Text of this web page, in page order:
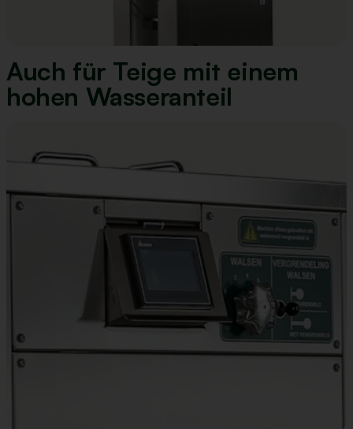
Auch für Teige mit einem
hohen Wasseranteil